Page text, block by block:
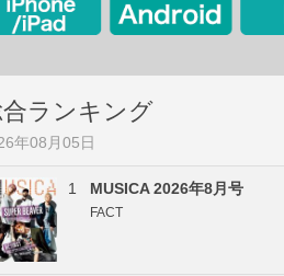
ランキング
年08月05日
1 MUSICA 2026年8月号
FACT